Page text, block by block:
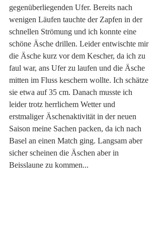
gegenüberliegenden Ufer. Bereits nach
wenigen Läufen tauchte der Zapfen in der
schnellen Strömung und ich konnte eine
schöne Äsche drillen. Leider entwischte mir
die Äsche kurz vor dem Kescher, da ich zu
faul war, ans Ufer zu laufen und die Äsche
mitten im Fluss keschern wollte. Ich schätze
sie etwa auf 35 cm. Danach musste ich
leider trotz herrlichem Wetter und
erstmaliger Äschenaktivität in der neuen
Saison meine Sachen packen, da ich nach
Basel an einen Match ging. Langsam aber
sicher scheinen die Äschen aber in
Beisslaune zu kommen...